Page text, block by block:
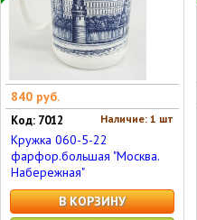
840 руб.
Наличие: 1 шт
Код: 7012
Кружка 060-5-22
фарфор.большая "Москва.
Набережная"
В КОРЗИНУ